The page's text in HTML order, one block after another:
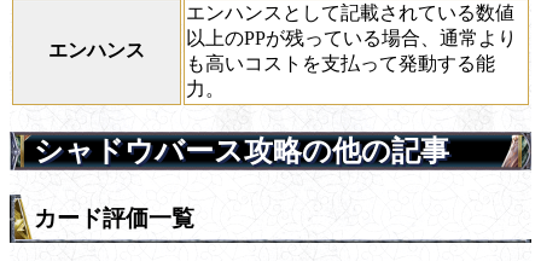
エンハンス
エンハンスとして記載されている数値
以上のPPが残っている場合、通常より
も高いコストを支払って発動する能
力。
シャドウバース攻略の他の記事
カード評価一覧